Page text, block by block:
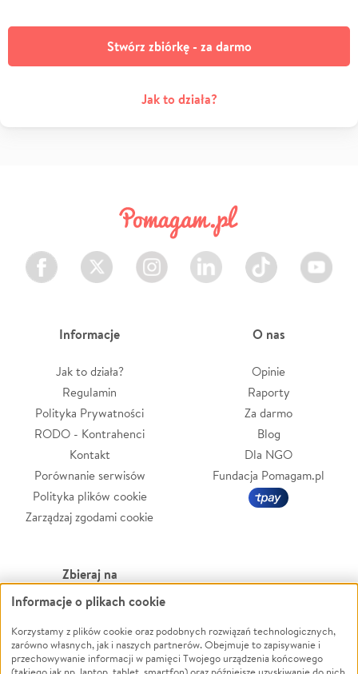
Stwórz zbiórkę - za darmo
Jak to działa?
Facebook Twitter Instagram LinkedIn TikTok Youtube
Informacje
Jak to działa?
Regulamin
Polityka Prywatności
RODO - Kontrahenci
Kontakt
Porównanie serwisów
Polityka plików cookie
Zarządzaj zgodami cookie
O nas
Opinie
Raporty
Za darmo
Blog
Dla NGO
Fundacja Pomagam.pl
Zbieraj na
Leczenie
Zwierzęta
Pożar
Powódź
Wichura
Informacje o plikach cookie
Korzystamy z plików cookie oraz podobnych rozwiązań technologicznych,
zarówno własnych, jak i naszych partnerów. Obejmuje to zapisywanie i
przechowywanie informacji w pamięci Twojego urządzenia końcowego